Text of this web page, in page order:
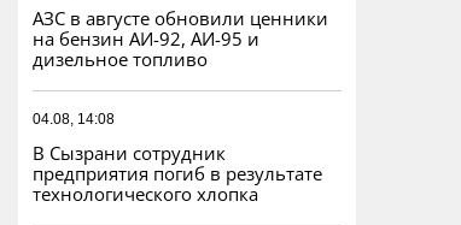
АЗС в августе обновили ценники
на бензин АИ-92, АИ-95 и
дизельное топливо
04.08, 14:08
В Сызрани сотрудник
предприятия погиб в результате
технологического хлопка